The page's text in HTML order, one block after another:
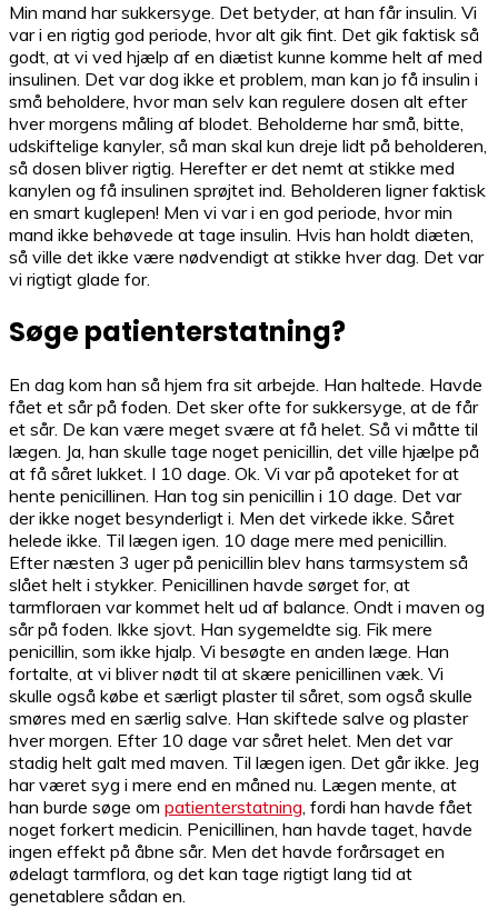
Min mand har sukkersyge. Det betyder, at han får insulin. Vi
var i en rigtig god periode, hvor alt gik fint. Det gik faktisk så
godt, at vi ved hjælp af en diætist kunne komme helt af med
insulinen. Det var dog ikke et problem, man kan jo få insulin i
små beholdere, hvor man selv kan regulere dosen alt efter
hver morgens måling af blodet. Beholderne har små, bitte,
udskiftelige kanyler, så man skal kun dreje lidt på beholderen,
så dosen bliver rigtig. Herefter er det nemt at stikke med
kanylen og få insulinen sprøjtet ind. Beholderen ligner faktisk
en smart kuglepen! Men vi var i en god periode, hvor min
mand ikke behøvede at tage insulin. Hvis han holdt diæten,
så ville det ikke være nødvendigt at stikke hver dag. Det var
vi rigtigt glade for.
Søge patienterstatning?
En dag kom han så hjem fra sit arbejde. Han haltede. Havde
fået et sår på foden. Det sker ofte for sukkersyge, at de får
et sår. De kan være meget svære at få helet. Så vi måtte til
lægen. Ja, han skulle tage noget penicillin, det ville hjælpe på
at få såret lukket. I 10 dage. Ok. Vi var på apoteket for at
hente penicillinen. Han tog sin penicillin i 10 dage. Det var
der ikke noget besynderligt i. Men det virkede ikke. Såret
helede ikke. Til lægen igen. 10 dage mere med penicillin.
Efter næsten 3 uger på penicillin blev hans tarmsystem så
slået helt i stykker. Penicillinen havde sørget for, at
tarmfloraen var kommet helt ud af balance. Ondt i maven og
sår på foden. Ikke sjovt. Han sygemeldte sig. Fik mere
penicillin, som ikke hjalp. Vi besøgte en anden læge. Han
fortalte, at vi bliver nødt til at skære penicillinen væk. Vi
skulle også købe et særligt plaster til såret, som også skulle
smøres med en særlig salve. Han skiftede salve og plaster
hver morgen. Efter 10 dage var såret helet. Men det var
stadig helt galt med maven. Til lægen igen. Det går ikke. Jeg
har været syg i mere end en måned nu. Lægen mente, at
han burde søge om patienterstatning, fordi han havde fået
noget forkert medicin. Penicillinen, han havde taget, havde
ingen effekt på åbne sår. Men det havde forårsaget en
ødelagt tarmflora, og det kan tage rigtigt lang tid at
genetablere sådan en.